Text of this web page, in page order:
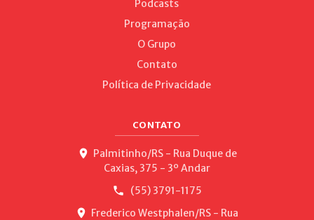
Podcasts
Programação
O Grupo
Contato
Política de Privacidade
CONTATO
Palmitinho/RS - Rua Duque de
Caxias, 375 - 3º Andar
(55) 3791-1175
Frederico Westphalen/RS - Rua